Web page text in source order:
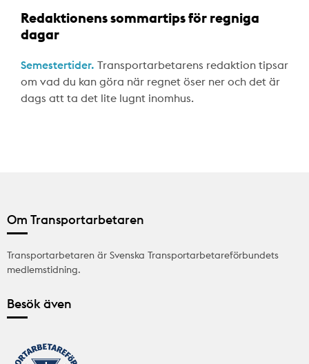
Redaktionens sommartips för regniga
dagar
Semestertider. Transportarbetarens redaktion tipsar
om vad du kan göra när regnet öser ner och det är
dags att ta det lite lugnt inomhus.
Om Transportarbetaren
Transportarbetaren är Svenska Transportarbetareförbundets
medlemstidning.
Besök även